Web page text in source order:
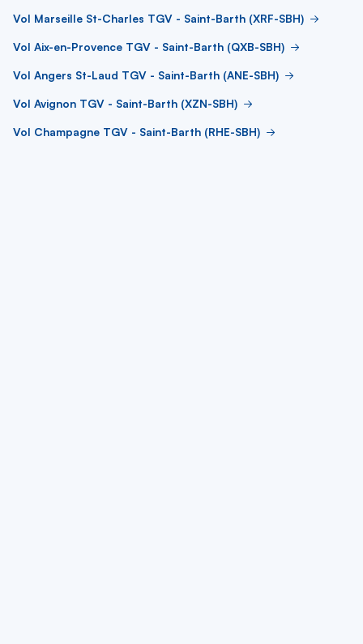
Vol Marseille St-Charles TGV - Saint-Barth (XRF-SBH)
Vol Aix-en-Provence TGV - Saint-Barth (QXB-SBH)
Vol Angers St-Laud TGV - Saint-Barth (ANE-SBH)
Vol Avignon TGV - Saint-Barth (XZN-SBH)
Vol Champagne TGV - Saint-Barth (RHE-SBH)